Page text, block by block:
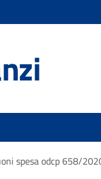
spesa odcp 658/